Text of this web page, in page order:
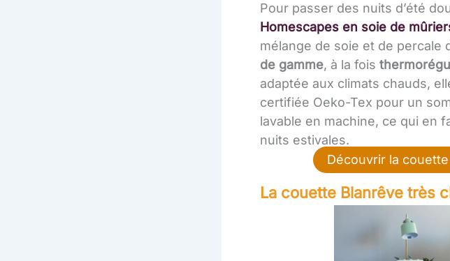
Pour passer des nuits d’été
Homescapes en soie de
mélange de soie et de percale
de gamme, à la fois
adaptée aux climats chauds,
certifiée Oeko-Tex pour un
lavable en machine, ce qui en
nuits estivales.
Découvrir la
La couette Blanrêve très